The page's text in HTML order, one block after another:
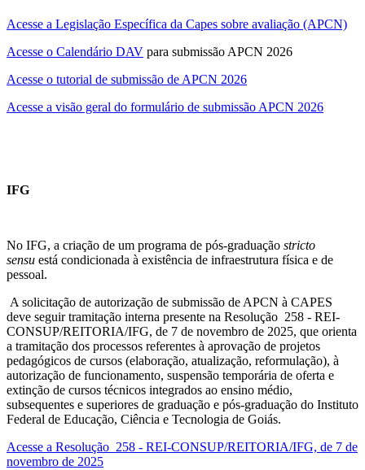
Acesse a Legislação Específica da Capes sobre avaliação (APCN)
Acesse o Calendário DAV para submissão APCN 2026
Acesse o tutorial de submissão de APCN 2026
Acesse a visão geral do formulário de submissão APCN 2026
IFG
No IFG, a criação de um programa de pós-graduação stricto
sensu está condicionada à existência de infraestrutura física e de
pessoal.
A solicitação de autorização de submissão de APCN à CAPES
deve seguir tramitação interna presente na Resolução 258 - REI-
CONSUP/REITORIA/IFG, de 7 de novembro de 2025, que orienta
a tramitação dos processos referentes à aprovação de projetos
pedagógicos de cursos (elaboração, atualização, reformulação), à
autorização de funcionamento, suspensão temporária de oferta e
extinção de cursos técnicos integrados ao ensino médio,
subsequentes e superiores de graduação e pós-graduação do Instituto
Federal de Educação, Ciência e Tecnologia de Goiás.
Acesse a Resolução 258 - REI-CONSUP/REITORIA/IFG, de 7 de
novembro de 2025